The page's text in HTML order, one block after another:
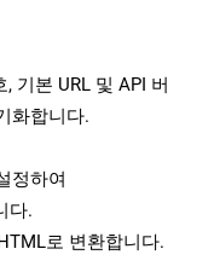
기본 URL 및 API 버
화합니다.
정하여
다.
로 변환합니다.